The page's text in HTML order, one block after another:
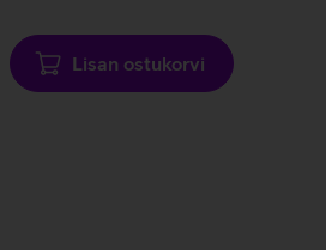
Lisan ostukorvi